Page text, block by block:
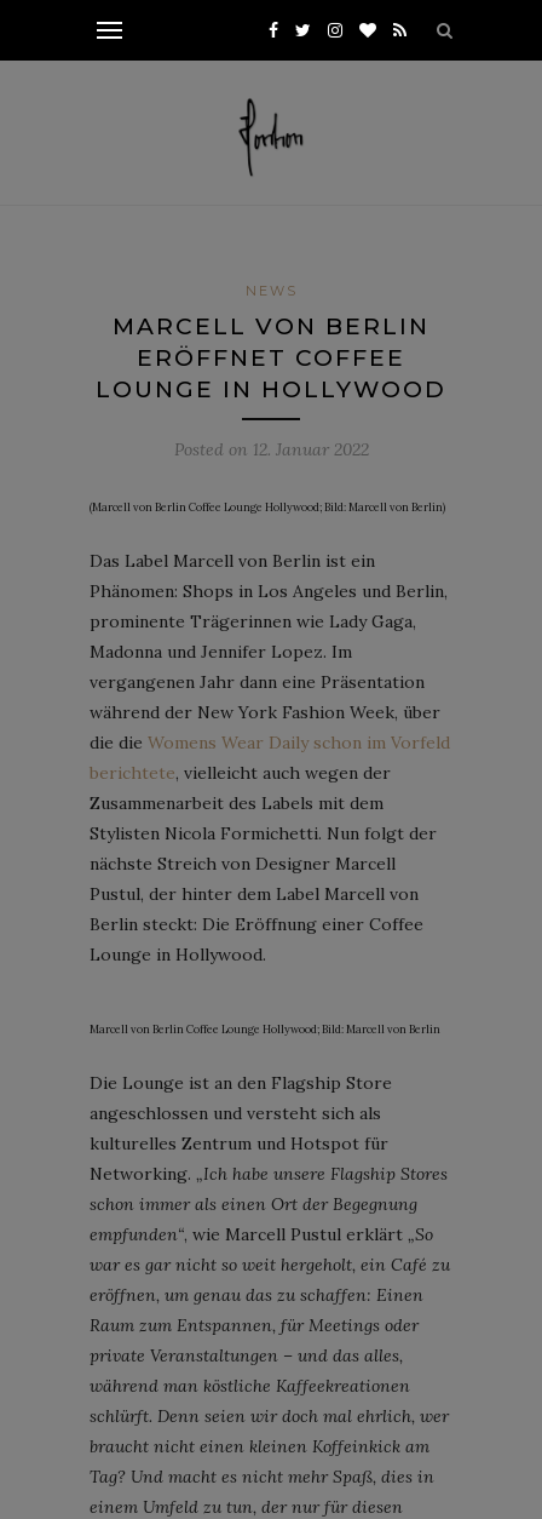
NEWS
MARCELL VON BERLIN
ERÖFFNET COFFEE
LOUNGE IN HOLLYWOOD
Posted on 12. Januar 2022
(Marcell von Berlin Coffee Lounge Hollywood; Bild: Marcell von Berlin)
Das Label Marcell von Berlin ist ein
Phänomen: Shops in Los Angeles und Berlin,
prominente Trägerinnen wie Lady Gaga,
Madonna und Jennifer Lopez. Im
vergangenen Jahr dann eine Präsentation
während der New York Fashion Week, über
die die Womens Wear Daily schon im Vorfeld
berichtete, vielleicht auch wegen der
Zusammenarbeit des Labels mit dem
Stylisten Nicola Formichetti. Nun folgt der
nächste Streich von Designer Marcell
Pustul, der hinter dem Label Marcell von
Berlin steckt: Die Eröffnung einer Coffee
Lounge in Hollywood.
Marcell von Berlin Coffee Lounge Hollywood; Bild: Marcell von Berlin
Die Lounge ist an den Flagship Store
angeschlossen und versteht sich als
kulturelles Zentrum und Hotspot für
Networking. „Ich habe unsere Flagship Stores
schon immer als einen Ort der Begegnung
empfunden“, wie Marcell Pustul erklärt „So
war es gar nicht so weit hergeholt, ein Café zu
eröffnen, um genau das zu schaffen: Einen
Raum zum Entspannen, für Meetings oder
private Veranstaltungen – und das alles,
während man köstliche Kaffeekreationen
schlürft. Denn seien wir doch mal ehrlich, wer
braucht nicht einen kleinen Koffeinkick am
Tag? Und macht es nicht mehr Spaß, dies in
einem Umfeld zu tun, der nur für diesen